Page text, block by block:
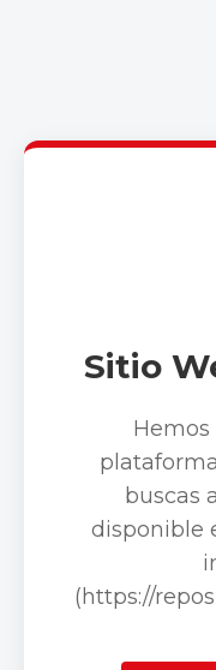
Sitio
buscas
disponible
(https://